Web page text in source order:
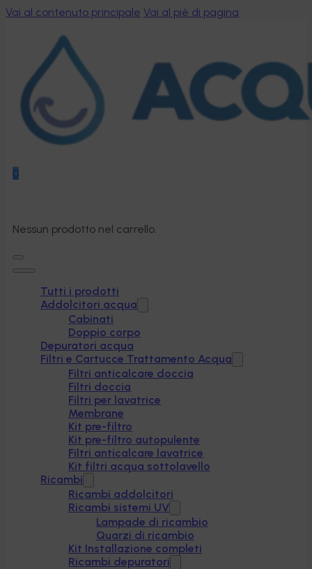
Vai al contenuto principale Vai al piè di pagina
0
Nessun prodotto nel carrello.
Tutti i prodotti
Addolcitori acqua
Cabinati
Doppio corpo
Depuratori acqua
Filtri e Cartucce Trattamento Acqua
Filtri anticalcare doccia
Filtri doccia
Filtri per lavatrice
Membrane
Kit pre-filtro
Kit pre-filtro autopulente
Filtri anticalcare lavatrice
Kit filtri acqua sottolavello
Ricambi
Ricambi addolcitori
Ricambi sistemi UV
Lampade di ricambio
Quarzi di ricambio
Kit Installazione completi
Ricambi depuratori